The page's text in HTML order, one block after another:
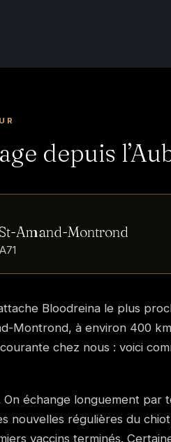
depuis
Amand-Montrond
Bloodreina le plus
Montrond, à environ 400
chez nous : voici
On échange longuement par
nouvelles régulières du
vaccins terminés.